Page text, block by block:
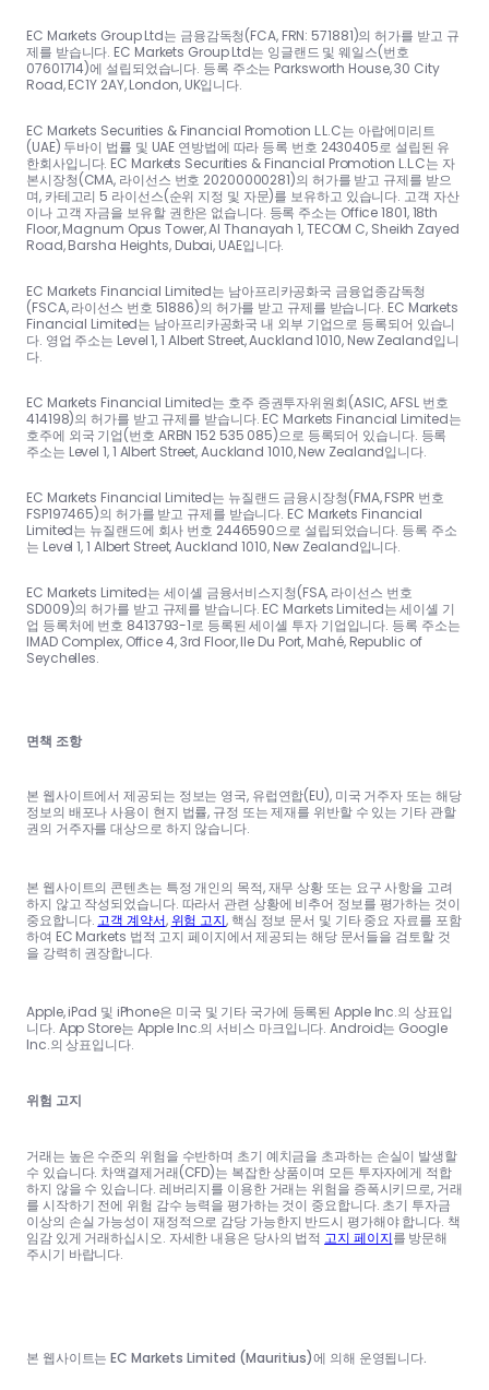
EC Markets Group Ltd는 금융감독청(FCA, FRN: 571881)의 허가를 받고 규
제를 받습니다. EC Markets Group Ltd는 잉글랜드 및 웨일스(번호
07601714)에 설립되었습니다. 등록 주소는 Parksworth House, 30 City
Road, EC1Y 2AY, London, UK입니다.
EC Markets Securities & Financial Promotion L.L.C는 아랍에미리트
(UAE) 두바이 법률 및 UAE 연방법에 따라 등록 번호 2430405로 설립된 유
한회사입니다. EC Markets Securities & Financial Promotion L.L.C는 자
본시장청(CMA, 라이선스 번호 20200000281)의 허가를 받고 규제를 받으
며, 카테고리 5 라이선스(순위 지정 및 자문)를 보유하고 있습니다. 고객 자산
이나 고객 자금을 보유할 권한은 없습니다. 등록 주소는 Office 1801, 18th
Floor, Magnum Opus Tower, Al Thanayah 1, TECOM C, Sheikh Zayed
Road, Barsha Heights, Dubai, UAE입니다.
EC Markets Financial Limited는 남아프리카공화국 금융업종감독청
(FSCA, 라이선스 번호 51886)의 허가를 받고 규제를 받습니다. EC Markets
Financial Limited는 남아프리카공화국 내 외부 기업으로 등록되어 있습니
다. 영업 주소는 Level 1, 1 Albert Street, Auckland 1010, New Zealand입니
다.
EC Markets Financial Limited는 호주 증권투자위원회(ASIC, AFSL 번호
414198)의 허가를 받고 규제를 받습니다. EC Markets Financial Limited는
호주에 외국 기업(번호 ARBN 152 535 085)으로 등록되어 있습니다. 등록
주소는 Level 1, 1 Albert Street, Auckland 1010, New Zealand입니다.
EC Markets Financial Limited는 뉴질랜드 금융시장청(FMA, FSPR 번호
FSP197465)의 허가를 받고 규제를 받습니다. EC Markets Financial
Limited는 뉴질랜드에 회사 번호 2446590으로 설립되었습니다. 등록 주소
는 Level 1, 1 Albert Street, Auckland 1010, New Zealand입니다.
EC Markets Limited는 세이셸 금융서비스지청(FSA, 라이선스 번호
SD009)의 허가를 받고 규제를 받습니다. EC Markets Limited는 세이셸 기
업 등록처에 번호 8413793-1로 등록된 세이셸 투자 기업입니다. 등록 주소는
IMAD Complex, Office 4, 3rd Floor, Ile Du Port, Mahé, Republic of
Seychelles.
면책 조항
본 웹사이트에서 제공되는 정보는 영국, 유럽연합(EU), 미국 거주자 또는 해당
정보의 배포나 사용이 현지 법률, 규정 또는 제재를 위반할 수 있는 기타 관할
권의 거주자를 대상으로 하지 않습니다.
본 웹사이트의 콘텐츠는 특정 개인의 목적, 재무 상황 또는 요구 사항을 고려
하지 않고 작성되었습니다. 따라서 관련 상황에 비추어 정보를 평가하는 것이
중요합니다. 고객 계약서,위험 고지, 핵심 정보 문서 및 기타 중요 자료를 포함
하여 EC Markets 법적 고지 페이지에서 제공되는 해당 문서들을 검토할 것
을 강력히 권장합니다.
Apple, iPad 및 iPhone은 미국 및 기타 국가에 등록된 Apple Inc.의 상표입
니다. App Store는 Apple Inc.의 서비스 마크입니다. Android는 Google
Inc.의 상표입니다.
위험 고지
거래는 높은 수준의 위험을 수반하며 초기 예치금을 초과하는 손실이 발생할
수 있습니다. 차액결제거래(CFD)는 복잡한 상품이며 모든 투자자에게 적합
하지 않을 수 있습니다. 레버리지를 이용한 거래는 위험을 증폭시키므로, 거래
를 시작하기 전에 위험 감수 능력을 평가하는 것이 중요합니다. 초기 투자금
이상의 손실 가능성이 재정적으로 감당 가능한지 반드시 평가해야 합니다. 책
임감 있게 거래하십시오. 자세한 내용은 당사의 법적 고지 페이지를 방문해
주시기 바랍니다.
본 웹사이트는 EC Markets Limited (Mauritius)에 의해 운영됩니다.